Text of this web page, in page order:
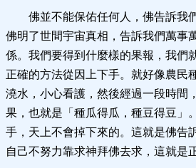
佛並不能保佑任何人，佛告訴我
佛明了世間宇宙真相，告訴我們萬事
係。我們要得到什麼樣的果報，我們
正確的方法從因上下手。就好像農民
澆水，小心看護，然後經過一段時間
果，也就是「種瓜得瓜，種豆得豆」
手，天上不會掉下來的。這就是佛告
自己不努力靠求神拜佛去求，這就是